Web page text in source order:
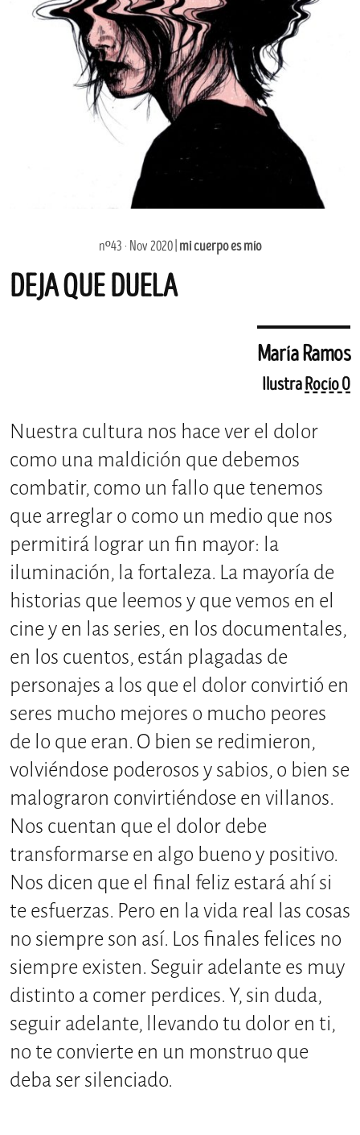
nº43 · Nov 2020 | mi cuerpo es mío
DEJA QUE DUELA
María Ramos
IlustraRocío O
Nuestra cultura nos hace ver el dolor
como una maldición que debemos
combatir, como un fallo que tenemos
que arreglar o como un medio que nos
permitirá lograr un fin mayor: la
iluminación, la fortaleza. La mayoría de
historias que leemos y que vemos en el
cine y en las series, en los documentales,
en los cuentos, están plagadas de
personajes a los que el dolor convirtió en
seres mucho mejores o mucho peores
de lo que eran. O bien se redimieron,
volviéndose poderosos y sabios, o bien se
malograron convirtiéndose en villanos.
Nos cuentan que el dolor debe
transformarse en algo bueno y positivo.
Nos dicen que el final feliz estará ahí si
te esfuerzas. Pero en la vida real las cosas
no siempre son así. Los finales felices no
siempre existen. Seguir adelante es muy
distinto a comer perdices. Y, sin duda,
seguir adelante, llevando tu dolor en ti,
no te convierte en un monstruo que
deba ser silenciado.